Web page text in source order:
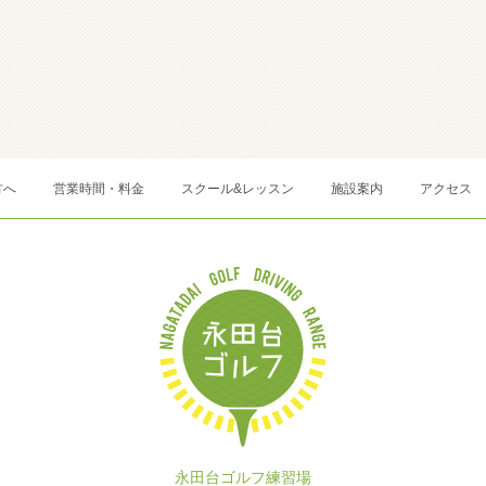
へ 営業時間・料金 スクール&レッスン 施設案内 アクセス
永田台ゴルフ練習場